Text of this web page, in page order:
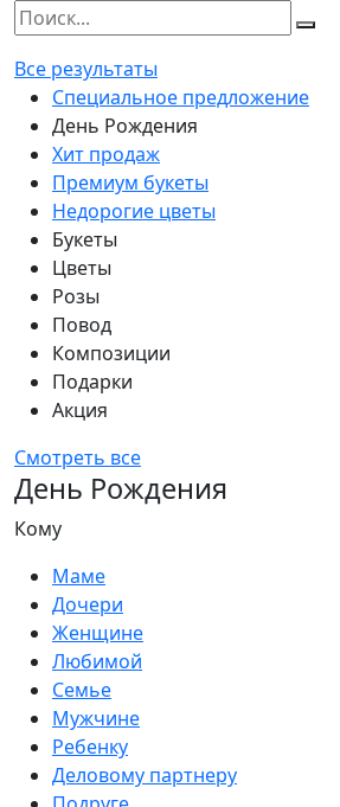
Все результаты
Специальное предложение
День Рождения
Хит продаж
Премиум букеты
Недорогие цветы
Букеты
Цветы
Розы
Повод
Композиции
Подарки
Акция
Смотреть все
День Рождения
Кому
Маме
Дочери
Женщине
Любимой
Семье
Мужчине
Ребенку
Деловому партнеру